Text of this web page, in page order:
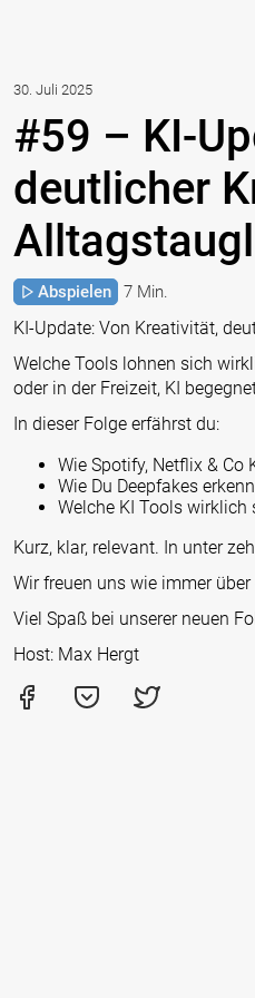
30. Juli 2025
#59 – KI-
deutlicher
Abspielen 7 Min.
KI-Update: Von Kreativität,
Welche Tools lohnen sich
oder in der Freizeit, KI
In dieser Folge erfährst du:
Wie Spotify, Netflix & Co
Wie Du Deepfakes
Welche KI Tools
Kurz, klar, relevant. In unter
Wir freuen uns wie immer
Viel Spaß bei unserer neuen
Host: Max Hergt